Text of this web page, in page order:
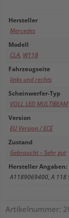
Hersteller
Mercedes
Modell
CLA, W118
Fahrzeugseite
links und rechts
Scheinwerfer-Typ
VOLL LED MULTIBEAM
Version
EU Version / ECE
Zustand
Gebraucht – Sehr gut
Hersteller Angaben:
A1189069400, A 118
Artikelnummer: